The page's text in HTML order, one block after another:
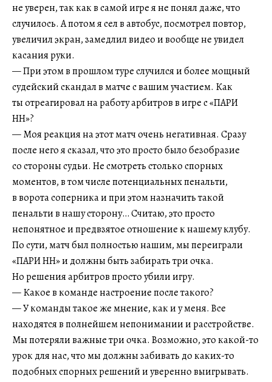
не уверен, так как в самой игре я не понял даже, что
случилось. А потом я сел в автобус, посмотрел повтор,
увеличил экран, замедлил видео и вообще не увидел
касания руки.
— При этом в прошлом туре случился и более мощный
судейский скандал в матче с вашим участием. Как
ты отреагировал на работу арбитров в игре с «ПАРИ
НН»?
— Моя реакция на этот матч очень негативная. Сразу
после него я сказал, что это просто было безобразие
со стороны судьи. Не смотреть столько спорных
моментов, в том числе потенциальных пенальти,
в ворота соперника и при этом назначить такой
пенальти в нашу сторону… Считаю, это просто
непонятное и предвзятое отношение к нашему клубу.
По сути, матч был полностью нашим, мы переиграли
«ПАРИ НН» и должны быть забирать три очка.
Но решения арбитров просто убили игру.
— Какое в команде настроение после такого?
— У команды такое же мнение, как и у меня. Все
находятся в полнейшем непонимании и расстройстве.
Мы потеряли важные три очка. Возможно, это какой-то
урок для нас, что мы должны забивать до каких-то
подобных спорных решений и уверенно выигрывать.